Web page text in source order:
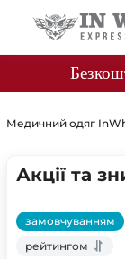
Медичний одяг
Акції та
замовчуванням
рейтингом